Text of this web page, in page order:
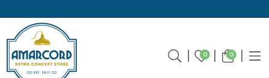
0 0